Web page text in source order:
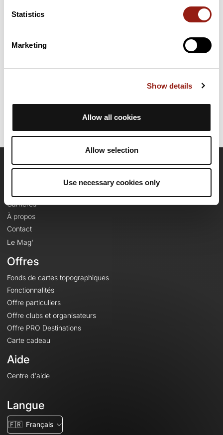
Statistics
Marketing
Show details
Allow all cookies
Allow selection
Use necessary cookies only
Découvrez ce parcours de randonnée de 19,8 km qui débute à
ascension cumulée de plus de 420m. Prévoyez environ 6
heures et 7 minutes pour réaliser ce parcours.
Dernière modification de la fiche parcours: 4 juillet 2024 à 12:18:20.
Carrières
À propos
Contact
Le Mag'
Offres
Fonds de cartes topographiques
Fonctionnalités
Offre particuliers
Offre clubs et organisateurs
Offre PRO Destinations
Carte cadeau
Aide
Centre d'aide
Langue
🇫🇷 Français